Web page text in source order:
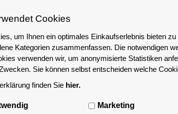
| Intel
Cookies
um Ihnen ein optimales Einkaufserlebnis bieten
Kategorien zusammenfassen. Die notwendigen
verwenden wir, um anonymisierte Statistiken
Sie können selbst entscheiden welche
finden Sie hier.
Marketing